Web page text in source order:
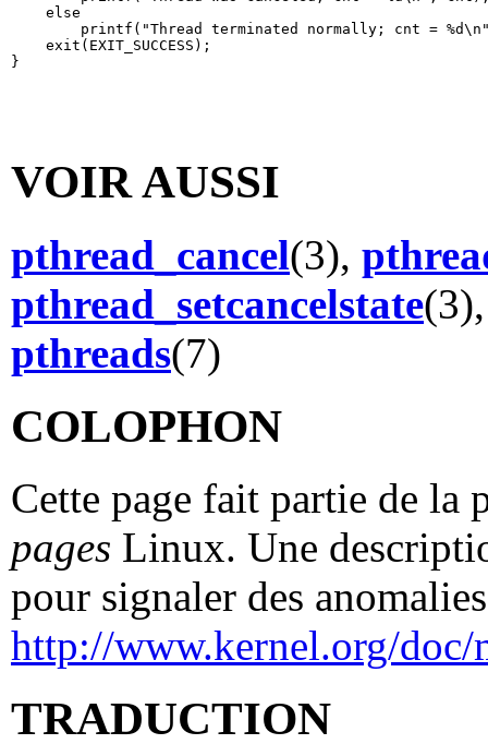
    else
printf("Thread terminated normally; cnt =
    exit(EXIT_SUCCESS);
VOIR AUSSI
pthread_cancel(3),
pthread_setcancelstate
pthreads(7)
COLOPHON
Cette page fait partie de
pages Linux. Une
pour signaler des
http://www.kernel.org/doc/
TRADUCTION